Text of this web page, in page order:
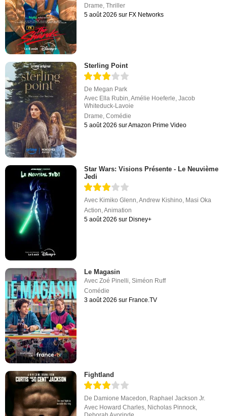
Drame,Thriller
5 août 2026 sur FX Networks
Sterling Point
De Megan Park
Avec Ella Rubin,Amélie Hoeferle,Jacob
Whiteduck-Lavoie
Drame,Comédie
5 août 2026 sur Amazon Prime Video
Star Wars: Visions Présente - Le Neuvième
Jedi
Avec Kimiko Glenn ,Andrew Kishino Masi Oka
Action ,Animation
5 août 2026 sur Disney+
Le Magasin
AvecZoé Pinelli,Siméon Ruff
Comédie
3 août 2026 sur France.TV
Fightland
De Damione Macedon, Raphael Jackson Jr.
Avec Howard Charles, Nicholas Pinnock,